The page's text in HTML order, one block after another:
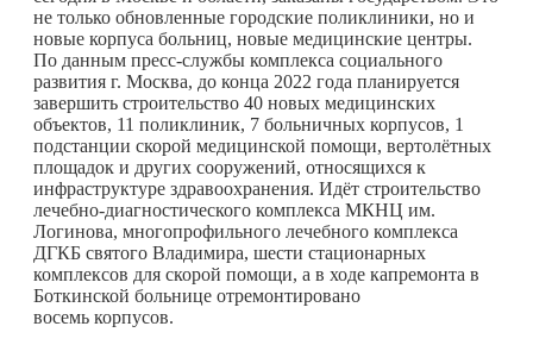
не только обновленные городские поликлиники, но и
новые корпуса больниц, новые медицинские центры.
По данным пресс-службы комплекса социального
развития г. Москва, до конца 2022 года планируется
завершить строительство 40 новых медицинских
объектов, 11 поликлиник, 7 больничных корпусов, 1
подстанции скорой медицинской помощи, вертолётных
площадок и других сооружений, относящихся к
инфраструктуре здравоохранения. Идёт строительство
лечебно-диагностического комплекса МКНЦ им.
Логинова, многопрофильного лечебного комплекса
ДГКБ святого Владимира, шести стационарных
комплексов для скорой помощи, а в ходе капремонта в
Боткинской больнице отремонтировано
восемь корпусов.